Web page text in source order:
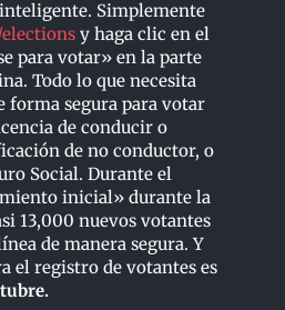
Simplemente
y haga clic en el
para votar» en la parte
Todo lo que necesita
forma segura para votar
de conducir o
de no conductor, o
Social. Durante el
inicial» durante la
13,000 nuevos votantes
de manera segura. Y
el registro de votantes es